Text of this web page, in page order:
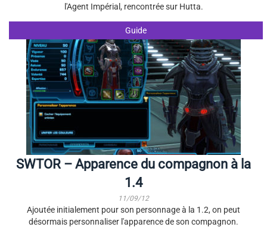
l'Agent Impérial, rencontrée sur Hutta.
Guide
SWTOR – Apparence du compagnon à la
1.4
11/09/12
Ajoutée initialement pour son personnage à la 1.2, on peut
désormais personnaliser l'apparence de son compagnon.